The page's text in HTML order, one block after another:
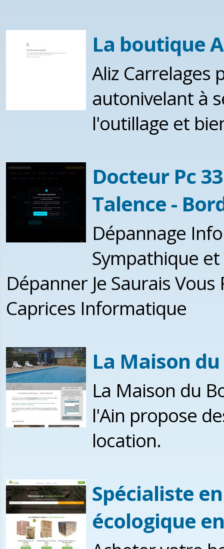
La boutique
Aliz Carrelages
autonivelant à
l'outillage et
Docteur Pc
Talence -
Dépannage
Sympathique
Dépanner Je Saurais
Caprices Informatique
La Maison
La Maison du
l'Ain propose
location.
Spécialiste
écologique